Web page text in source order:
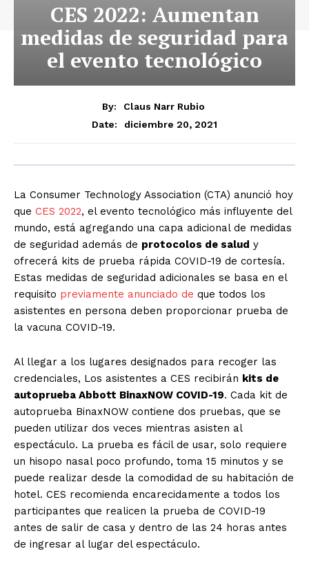
CES 2022: Aumentan
medidas de seguridad para
el evento tecnológico
By:
Claus Narr Rubio
Date:
diciembre 20, 2021
La Consumer Technology Association (CTA) anunció hoy
que CES 2022, el evento tecnológico más influyente del
mundo, está agregando una capa adicional de medidas
de seguridad además de protocolos de salud y
ofrecerá kits de prueba rápida COVID-19 de cortesía.
Estas medidas de seguridad adicionales se basa en el
requisito previamente anunciado de que todos los
asistentes en persona deben proporcionar prueba de
la vacuna COVID-19.
Al llegar a los lugares designados para recoger las
credenciales, Los asistentes a CES recibirán kits de
autoprueba Abbott BinaxNOW COVID-19. Cada kit de
autoprueba BinaxNOW contiene dos pruebas, que se
pueden utilizar dos veces mientras asisten al
espectáculo. La prueba es fácil de usar, solo requiere
un hisopo nasal poco profundo, toma 15 minutos y se
puede realizar desde la comodidad de su habitación de
hotel. CES recomienda encarecidamente a todos los
participantes que realicen la prueba de COVID-19
antes de salir de casa y dentro de las 24 horas antes
de ingresar al lugar del espectáculo.